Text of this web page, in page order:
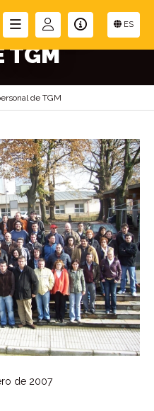
ES
DEL
TGM
de TGM
de 2007